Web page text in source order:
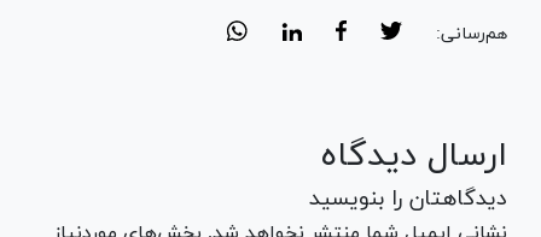
هم‌رسانی:
ارسال دیدگاه
دیدگاهتان را بنویسید